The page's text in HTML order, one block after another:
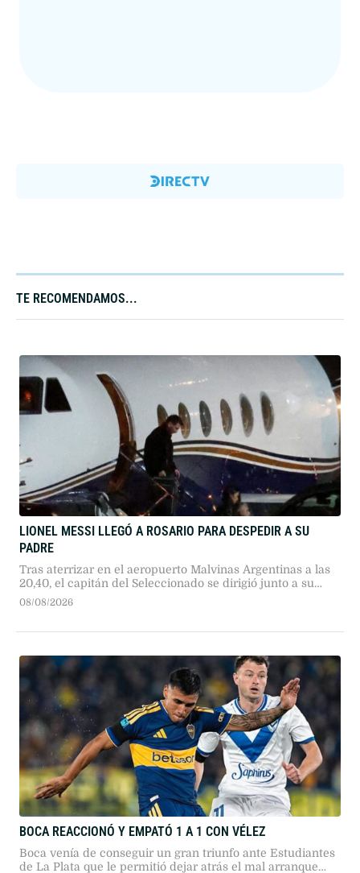
TE RECOMENDAMOS...
LIONEL MESSI LLEGÓ A ROSARIO PARA DESPEDIR A SU
PADRE
Tras aterrizar en el aeropuerto Malvinas Argentinas a las
20,40, el capitán del Seleccionado se dirigió junto a su
familia hasta el lugar donde están los restos de su padre.
08/08/2026
BOCA REACCIONÓ Y EMPATÓ 1 A 1 CON VÉLEZ
Boca venía de conseguir un gran triunfo ante Estudiantes
de La Plata que le permitió dejar atrás el mal arranque